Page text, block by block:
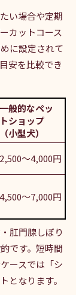
い場合や定期
カットコース
に設定されて
安を比較でき
一般的なペッ
トショップ
（小型犬）
2,500〜4,000円
4,500〜7,000円
肛門腺しぼり
です。短時間
ースでは「シ
となります。